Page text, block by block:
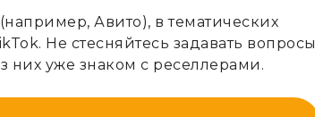
Авито), в тематических
Не стесняйтесь задавать вопросы
них уже знаком с реселлерами.